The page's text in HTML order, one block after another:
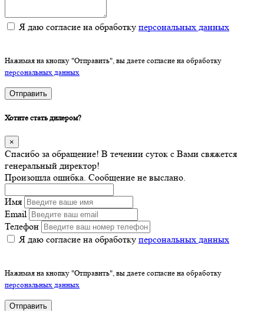
Я даю согласие на обработку персональных данных
Нажимая на кнопку "Отправить", вы даете согласие на обработку
персональных данных
Отправить
Хотите стать дилером?
×
Спасибо за обращение! В течении суток с Вами свяжется
генеральный директор!
Произошла ошибка. Сообщение не выслано.
Имя
Email
Телефон
Я даю согласие на обработку персональных данных
Нажимая на кнопку "Отправить", вы даете согласие на обработку
персональных данных
Отправить